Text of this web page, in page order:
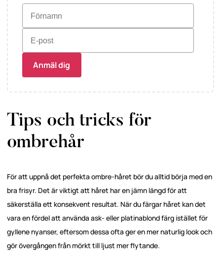
Anmäl dig
Tips och tricks för
ombrehår
För att uppnå det perfekta ombre-håret bör du alltid börja med en
bra frisyr. Det är viktigt att håret har en jämn längd för att
säkerställa ett konsekvent resultat. När du färgar håret kan det
vara en fördel att använda ask- eller platinablond färg istället för
gyllene nyanser, eftersom dessa ofta ger en mer naturlig look och
gör övergången från mörkt till ljust mer flytande.